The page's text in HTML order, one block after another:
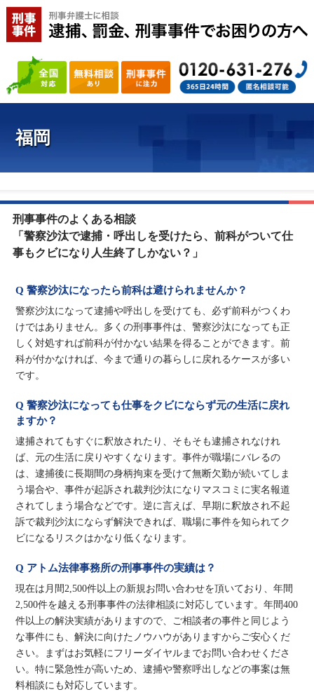
福岡
刑事事件のよくある相談
「警察沙汰で逮捕・呼出しを受けたら、前科がついて仕
事もクビになり人生終了しかない？」
Q 警察沙汰になったら前科は避けられませんか？
警察沙汰になって逮捕や呼出しを受けても、必ず前科がつくわ
けではありません。多くの刑事事件は、警察沙汰になっても正
しく対処すれば前科が付かない結果を得ることができます。前
科が付かなければ、今まで通りの暮らしに戻れるケースが多い
です。
Q 警察沙汰になっても仕事をクビにならず元の生活に戻れ
ますか？
逮捕されてもすぐに釈放されたり、そもそも逮捕されなけれ
ば、元の生活に戻りやすくなります。事件が職場にバレるの
は、逮捕後に長期間の身柄拘束を受けて無断欠勤が続いてしま
う場合や、事件が起訴され裁判沙汰になりマスコミに実名報道
されてしまう場合などです。逆に言えば、早期に釈放され不起
訴で裁判沙汰にならず解決できれば、職場に事件を知られてク
ビになるリスクはかなり低くなります。
Q アトム法律事務所の刑事事件の実績は？
現在は月間2,500件以上の新規お問い合わせを頂いており、年間
2,500件を越える刑事事件の法律相談に対応しています。年間400
件以上の解決実績がありますので、ご相談者の事件と同じよう
な事件にも、解決に向けたノウハウがありますからご安心くだ
さい。まずはお気軽にフリーダイヤルまでお問い合わせくださ
い。特に緊急性が高いため、逮捕や警察呼出しなどの事案は無
料相談にも対応しています。